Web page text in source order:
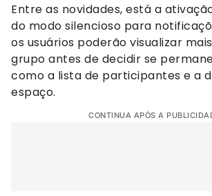
Entre as novidades, está a
do modo silencioso para
os usuários poderão visualizar
grupo antes de decidir se
como a lista de participantes e a
espaço.
CONTINUA APÓS A